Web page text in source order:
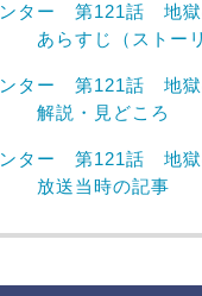
ター 第121話 地獄
あらすじ（ストーリ
ター 第121話 地獄
解説・見どころ
ター 第121話 地獄
放送当時の記事